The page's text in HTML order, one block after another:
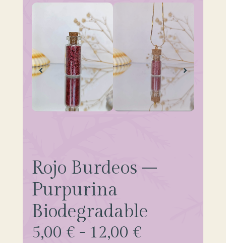
Rojo Burdeos –
Purpurina
Biodegradable
5,00 € - 12,00 €